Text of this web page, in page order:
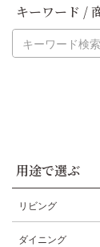
キーワード /
用途で選ぶ
リビング
ダイニング